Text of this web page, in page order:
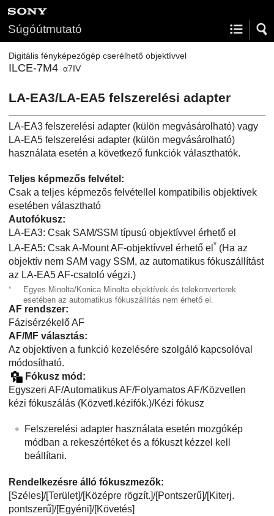
Súgóútmutató
Digitális fényképezőgép cserélhető objektívvel
ILCE-7M4 α7IV
LA-EA3/LA-EA5 felszerelési adapter
LA-EA3 felszerelési adapter (külön megvásárolható) vagy
LA-EA5 felszerelési adapter (külön megvásárolható)
használata esetén a következő funkciók választhatók.
Teljes képmezős felvétel:
Csak a teljes képmezős felvétellel kompatibilis objektívek
esetében választható
Autofókusz:
LA-EA3: Csak SAM/SSM típusú objektívvel érhető el
LA-EA5: Csak A-Mount AF-objektívvel érhető el * (Ha az
objektív nem SAM vagy SSM, az automatikus fókuszállítást
az LA-EA5 AF-csatoló végzi.)
*
Egyes Minolta/Konica Minolta objektívek és telekonverterek
esetében az automatikus fókuszállítás nem érhető el.
AF rendszer:
Fázisérzékelő AF
AF/MF választás:
Az objektíven a funkció kezelésére szolgáló kapcsolóval
módosítható.
Fókusz mód :
Egyszeri AF/Automatikus AF/Folyamatos AF/Közvetlen
kézi fókuszálás (Közvetl.kézifók.)/Kézi fókusz
Felszerelési adapter használata esetén mozgókép
módban a rekeszértéket és a fókuszt kézzel kell
beállítani.
Rendelkezésre álló fókuszmezők:
[Széles]/[Terület]/[Középre rögzít.]/[Pontszerű]/[Kiterj.
pontszerű]/[Egyéni]/[Követés]